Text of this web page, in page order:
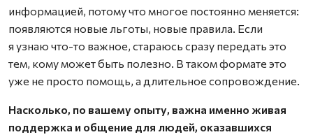
информацией, потому что многое постоянно меняется:
появляются новые льготы, новые правила. Если
я узнаю что-то важное, стараюсь сразу передать это
тем, кому может быть полезно. В таком формате это
уже не просто помощь, а длительное сопровождение.
Насколько, по вашему опыту, важна именно живая
поддержка и общение для людей, оказавшихся